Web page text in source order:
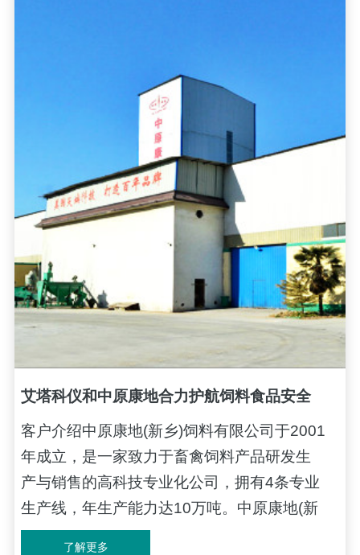
艾塔科仪和中原康地合力护航饲料食品安全
（液相色谱仪）
客户介绍中原康地(新乡)饲料有限公司于2001
年成立，是一家致力于畜禽饲料产品研发生
产与销售的高科技专业化公司，拥有4条专业
生产线，年生产能力达10万吨。中原康地(新
乡)饲料有限公司痛点解决方案效果有噪音采
了解更多